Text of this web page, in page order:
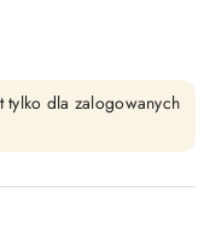
dla zalogowanych